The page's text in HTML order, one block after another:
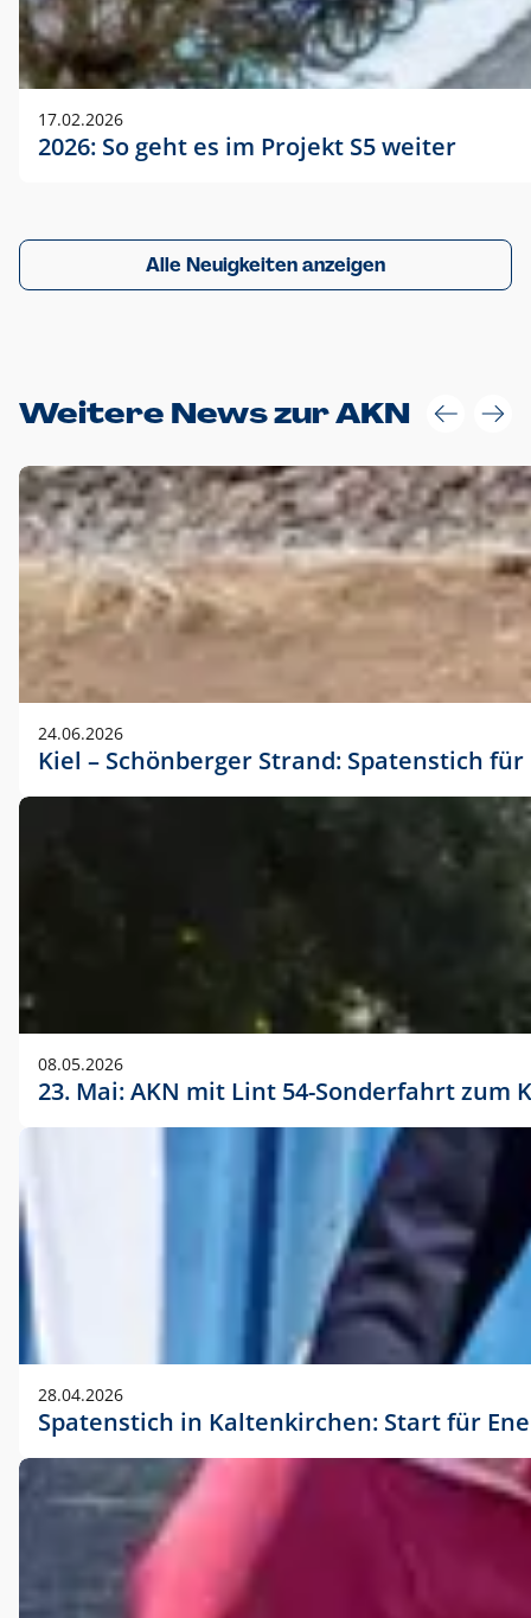
17.02.2026
2026: So geht es im Projekt S5 weiter
Alle Neuigkeiten anzeigen
Weitere News zur AKN
24.06.2026
Kiel – Schönberger Strand: Spatenstich
08.05.2026
23. Mai: AKN mit Lint 54-Sonderfahrt
28.04.2026
Spatenstich in Kaltenkirchen: Start für